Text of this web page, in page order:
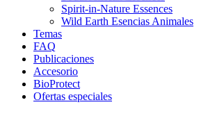
Spirit-in-Nature Essences
Wild Earth Esencias Animales
Temas
FAQ
Publicaciones
Accesorio
BioProtect
Ofertas especiales